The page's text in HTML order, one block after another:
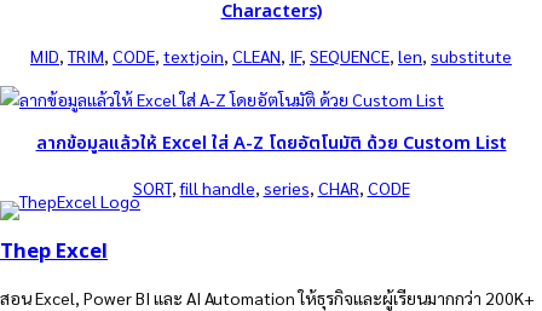
Characters)
MID, TRIM, CODE, textjoin, CLEAN, IF, SEQUENCE, len, substitute
ลากข้อมูลแล้วให้ Excel ใส่ A-Z โดยอัตโนมัติ ด้วย Custom List
SORT, fill handle, series, CHAR, CODE
Thep Excel
สอน Excel, Power BI และ AI Automation ให้ธุรกิจและผู้เรียนมากกว่า 200K+